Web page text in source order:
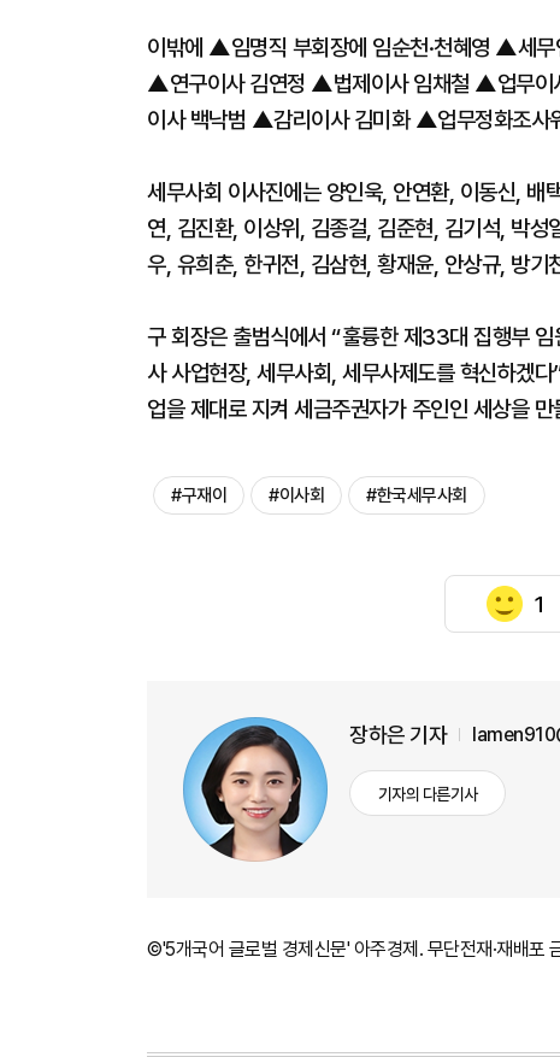
이밖에 ▲임명직 부회장에 임순천·천혜영 ▲세
▲연구이사 김연정 ▲법제이사 임채철 ▲업무
이사 백낙범 ▲감리이사 김미화 ▲업무정화조사
세무사회 이사진에는 양인욱, 안연환, 이동신, 배
연, 김진환, 이상위, 김종걸, 김준현, 김기석, 박
우, 유희춘, 한귀전, 김삼현, 황재윤, 안상규, 방기
구 회장은 출범식에서 “훌륭한 제33대 집행부
사 사업현장, 세무사회, 세무사제도를 혁신하겠다
업을 제대로 지켜 세금주권자가 주인인 세상을
#구재이 #이사회 #한국세무사회
1
장하은 기자
기자의 다른기사
©'5개국어 글로벌 경제신문' 아주경제. 무단전재·재배포